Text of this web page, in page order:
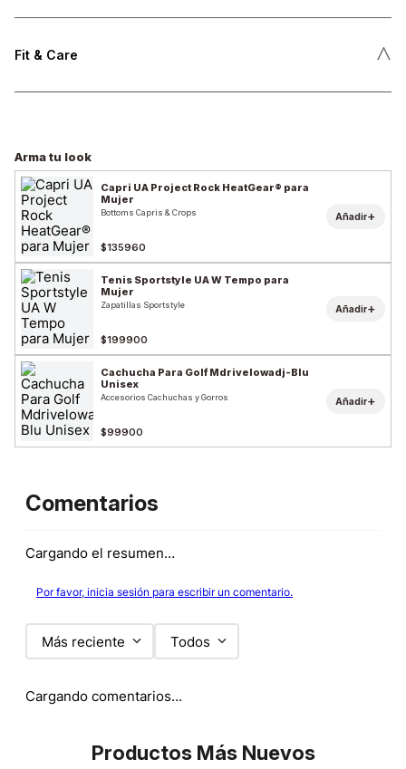
Fit & Care ˄
Arma tu look
Capri UA Project Rock HeatGear® para
Mujer
Bottoms Capris & Crops
$135960
Añadir+
Tenis Sportstyle UA W Tempo para
Mujer
Zapatillas Sportstyle
$199900
Añadir+
Cachucha Para Golf Mdrivelowadj-Blu
Unisex
Accesorios Cachuchas y Gorros
$99900
Añadir+
Comentarios
Cargando el resumen…
Por favor, inicia sesión para escribir un comentario.
Más reciente Todos
Cargando comentarios…
Productos Más Nuevos